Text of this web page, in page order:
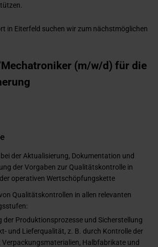
in Eiterfeld suchen wir zum nächstmöglichen
(m/w/d) für die
der Aktualisierung, Dokumentation und
der Vorgaben zur Qualitätskontrolle in
operativen Wertschöpfungskette
Qualitätskontrollen in allen relevanten
der Produktionsprozesse und Sicherstellung
und Lieferqualität, z. B. durch Kontrolle der
Verpackungsmaterialien, Halbfabrikate und